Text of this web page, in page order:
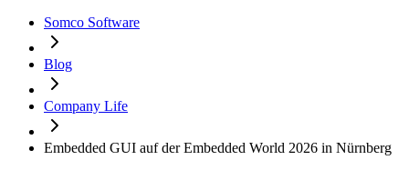
Somco Software
Blog
Company Life
Embedded GUI auf der Embedded World 2026 in Nürnberg